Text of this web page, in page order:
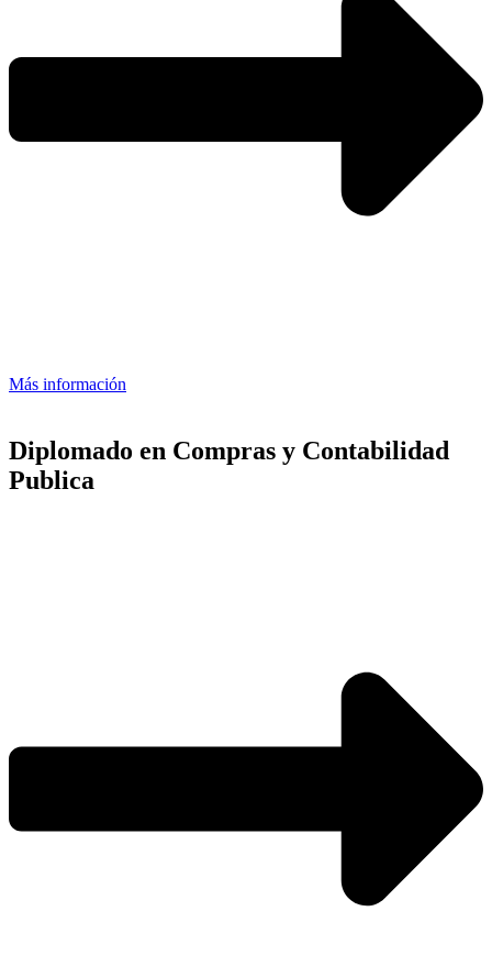
Más información
Diplomado en Compras y Contabilidad
Publica